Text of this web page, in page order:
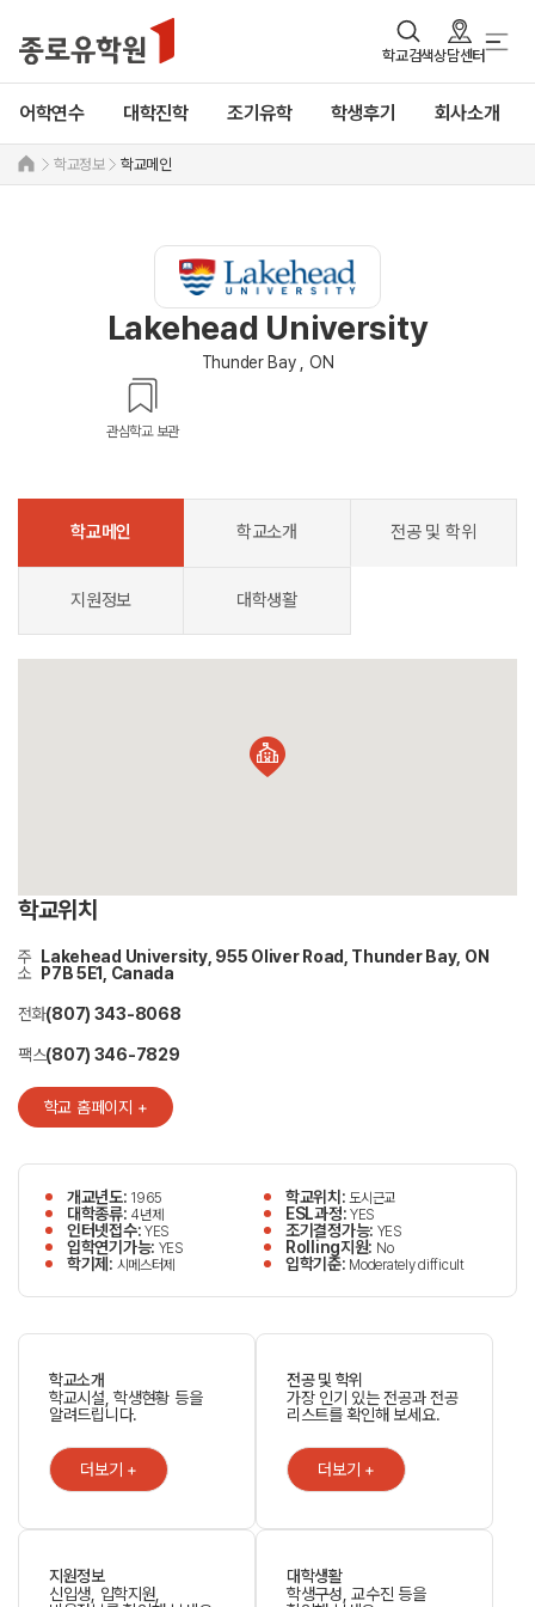
학교검색상담센터
어학연수 대학진학 조기유학 학생후기 회사소개
학교정보 학교메인
Lakehead University
Thunder Bay , ON
관심학교 보관
학교메인 학교소개 전공 및 학위
지원정보 대학생활
학교위치
주
소
Lakehead University, 955 Oliver Road, Thunder Bay, ON
P7B 5E1, Canada
전화(807) 343-8068
팩스(807) 346-7829
학교 홈페이지 +
개교년도: 1965 학교위치:도시근교
대학종류: 4년제 ESL과정:YES
인터넷접수:YES 조기결정가능: YES
입학연기가능: YES Rolling지원: No
학기제: 시메스터제 입학기준: Moderately difficult
학교소개
학교시설, 학생현황 등을
알려드립니다.
더보기 +
전공 및 학위
가장 인기 있는 전공과 전공
리스트를 확인해 보세요.
더보기 +
지원정보
신입생, 입학지원,
대학생활
학생구성, 교수진 등을